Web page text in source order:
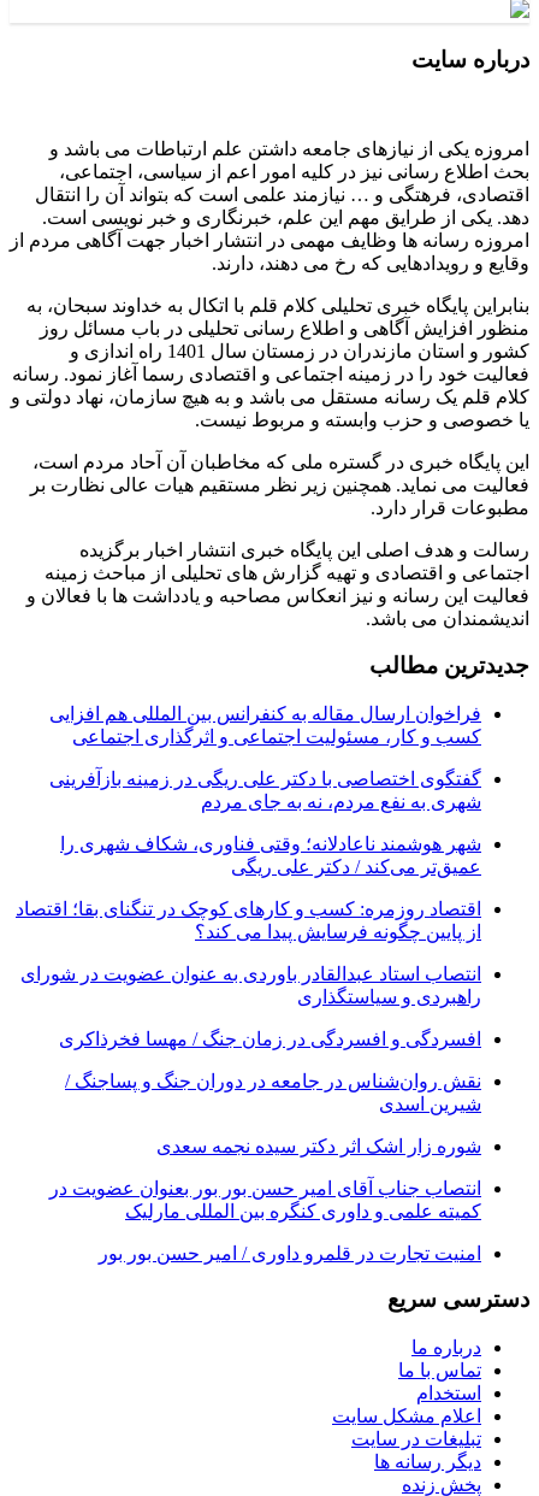
درباره سایت
امروزه یکی از نیازهای جامعه داشتن علم ارتباطات می باشد و
بحث اطلاع رسانی نیز در کلیه امور اعم از سیاسی، اجتماعی،
اقتصادی، فرهتگی و … نیازمند علمی است که بتواند آن را انتقال
دهد. یکی از طرایق مهم این علم، خبرنگاری و خبر نویسی است.
امروزه رسانه ها وظایف مهمی در انتشار اخبار جهت آگاهی مردم از
وقایع و رویدادهایی که رخ می دهند، دارند.
بنابراین پایگاه خبری تحلیلی کلام قلم با اتکال به خداوند سبحان، به
منظور افزایش آگاهی و اطلاع رسانی تحلیلی در باب مسائل روز
کشور و استان مازندران در زمستان سال 1401 راه اندازی و
فعالیت خود را در زمینه اجتماعی و اقتصادی رسما آغاز نمود. رسانه
کلام قلم یک رسانه مستقل می باشد و به هیچ سازمان، نهاد دولتی و
یا خصوصی و حزب وابسته و مربوط نیست.
این پایگاه خبری در گستره ملی که مخاطبان آن آحاد مردم است،
فعالیت می نماید. همچنین زیر نظر مستقیم هیات عالی نظارت بر
مطبوعات قرار دارد.
رسالت و هدف اصلی این پایگاه خبری انتشار اخبار برگزیده
اجتماعی و اقتصادی و تهیه گزارش های تحلیلی از مباحث زمینه
فعالیت این رسانه و نیز انعکاس مصاحبه و یادداشت ها با فعالان و
اندیشمندان می باشد.
جدیدترین مطالب
فراخوان ارسال مقاله به کنفرانس بین المللی هم افزایی
کسب و کار، مسئولیت اجتماعی و اثرگذاری اجتماعی
گفتگوی اختصاصی با دکتر علی ریگی در زمینه بازآفرینی
شهری به نفع مردم، نه به جای مردم
شهر هوشمند ناعادلانه؛ وقتی فناوری، شکاف شهری را
عمیق‌تر می‌کند / دکتر علی ریگی
اقتصاد روزمره: کسب‌ و کارهای کوچک در تنگنای بقا؛ اقتصاد
از پایین چگونه فرسایش پیدا می کند؟
انتصاب استاد عبدالقادر باوردی به عنوان عضویت در شورای
راهبردی و سیاستگذاری
افسردگی و افسردگی در زمان جنگ / مهسا فخرذاکری
نقش روان‌شناس در جامعه در دوران جنگ و پساجنگ /
شیرین اسدی
شوره زار اشک اثر دکتر سیده نجمه سعدی
انتصاب جناب آقای امیر حسن بور بور بعنوان عضویت در
کمیته علمی و داوری کنگره بین المللی مارلیک
امنیت تجارت در قلمرو داوری / امیر حسن بور بور
دسترسی سریع
درباره ما
تماس با ما
استخدام
اعلام مشکل سایت
تبلیغات در سایت
ديگر رسانه ها
پخش زنده